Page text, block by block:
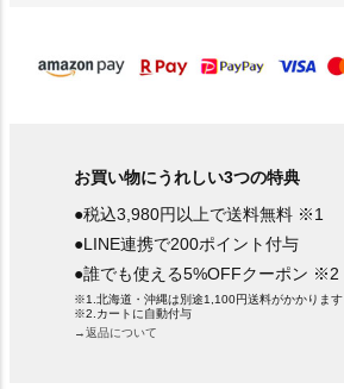
お買い物にうれしい3つの特典
●税込3,980円以上で送料無料 ※1
●LINE連携で200ポイント付与
●誰でも使える5%OFFクーポン ※2
※1.北海道・沖縄は別途1,100円送料がかかります
※2.カートに自動付与
→返品について